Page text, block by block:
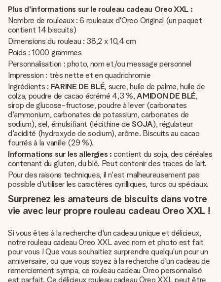
Plus d'informations sur le rouleau cadeau Oreo XXL :
Nombre de rouleaux : 6 rouleaux d'Oreo Original (un paquet
contient 14 biscuits)
Dimensions du rouleau : 38,2 x 10,4 cm
Poids : 1000 grammes
Personnalisation : photo, nom et/ou message personnel
Impression : très nette et en quadrichromie
Ingrédients : FARINE DE BLÉ, sucre, huile de palme, huile de
colza, poudre de cacao écrémé 4,3 %,AMIDON DE BLÉ,
sirop de glucose-fructose, poudre à lever (carbonates
d'ammonium, carbonates de potassium, carbonates de
sodium), sel, émulsifiant (lécithine deSOJA), régulateur
d'acidité (hydroxyde de sodium), arôme. Biscuits au cacao
fourrés à la vanille (29 %).
Informations sur les allergies : contient du soja, des céréales
contenant du gluten, du blé. Peut contenir des traces de lait.
Pour des raisons techniques, il n'est malheureusement pas
possible d'utiliser les caractères cyrilliques, turcs ou spéciaux.
Surprenez les amateurs de biscuits dans votre
vie avec leur propre rouleau cadeau Oreo XXL !
Si vous êtes à la recherche d'un cadeau unique et délicieux,
notre rouleau cadeau Oreo XXL avec nom et photo est fait
pour vous ! Que vous souhaitiez surprendre quelqu'un pour un
anniversaire, ou que vous soyez à la recherche d'un cadeau de
remerciement sympa, ce rouleau cadeau Oreo personnalisé
est parfait. Ce délicieux rouleau cadeau Oreo XXL peut être